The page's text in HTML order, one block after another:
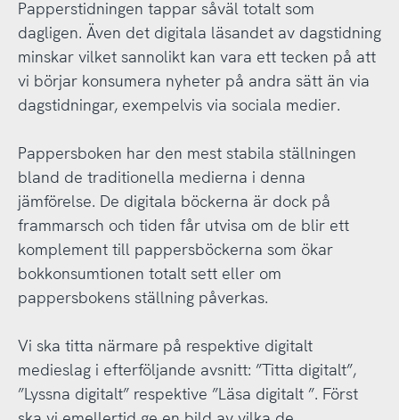
Papperstidningen tappar såväl totalt som
dagligen. Även det digitala läsandet av dagstidning
minskar vilket sannolikt kan vara ett tecken på att
vi börjar konsumera nyheter på andra sätt än via
dagstidningar, exempelvis via sociala medier.
Pappersboken har den mest stabila ställningen
bland de traditionella medierna i denna
jämförelse. De digitala böckerna är dock på
frammarsch och tiden får utvisa om de blir ett
komplement till pappersböckerna som ökar
bokkonsumtionen totalt sett eller om
pappersbokens ställning påverkas.
Vi ska titta närmare på respektive digitalt
medieslag i efterföljande avsnitt: ”Titta digitalt”,
”Lyssna digitalt” respektive ”Läsa digitalt ”. Först